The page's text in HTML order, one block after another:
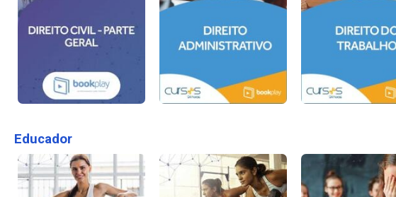
Educador